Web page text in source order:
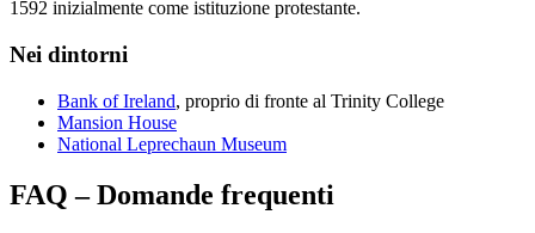
1592 inizialmente come istituzione protestante.
Nei dintorni
Bank of Ireland, proprio di fronte al Trinity College
Mansion House
National Leprechaun Museum
FAQ – Domande frequenti